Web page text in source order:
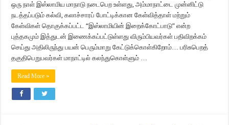
ஒரு நாள் இஸ்லாமிய மாநாடு நடைபெற உள்ளது, அம்மாநாட்டை முன்னிட்டு
நடத்தப்படும் கல்வி, கலாச்சாரப் போட்டிக்கான கேள்வித்தாள் மற்றும்
கேள்விகள் தொகுக்கப்பட்ட “இஸ்லாமியின் இறைக்கோட்பாடு” என்ற
புத்தகமும் இத்துடன் இணைக்கப்பட்டுள்ளது விரும்பியவர்கள் பதிவிறக்கம்
செய்து அதிலிருந்து பயன் பெரும்மாறு கேட்டுக்கொள்கிறோம்… பரிசுபெறத்
தகுதிபெறுபவர்கள் மாநாட்டில் கலந்துகொள்ளும் …
Read More »